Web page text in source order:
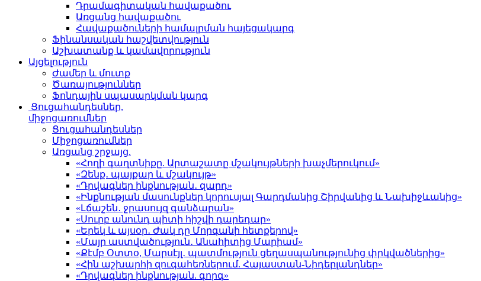
Դրամագիտական հավաքածու
Առցանց հավաքածու
Հավաքածուների համալրման հայեցակարգ
Ֆինանսական հաշվետվություն
Աշխատանք և կամավորություն
Այցելություն
Ժամեր և մուտք
Ծառայություններ
Ֆոնդային սպասարկման կարգ
Ցուցահանդեսներ,
միջոցառումներ
Ցուցահանդեսներ
Միջոցառումներ
Առցանց շրջայց.
«Հողի գաղտնիքը. Արտաշատը մշակույթների խաչմերուկում»
«Զենք․ պայքար և մշակույթ»
«Դրվագներ ինքնության․ զարդ»
«Ինքնության մասունքներ կորուսյալ Գարդմանից Շիրվանից և Նախիջևանից»
«Լճաշեն․ ջրասույզ գանձարան»
«Սուրբ անունդ պիտի հիշվի դարեդար»
«Երեկ և այսօր․ Ժակ դը Մորգանի հետքերով»
«Մայր աստվածություն․ Անահիտից Մարիամ»
«Քէմբ Օտտօ, Մարսէյլ․ պատմություն ցեղասպանությունից փրկվածներից»
«Հին աշխարհի զուգահեռներում. Հայաստան-Նիդերլանդներ»
«Դրվագներ ինքնության. գորգ»